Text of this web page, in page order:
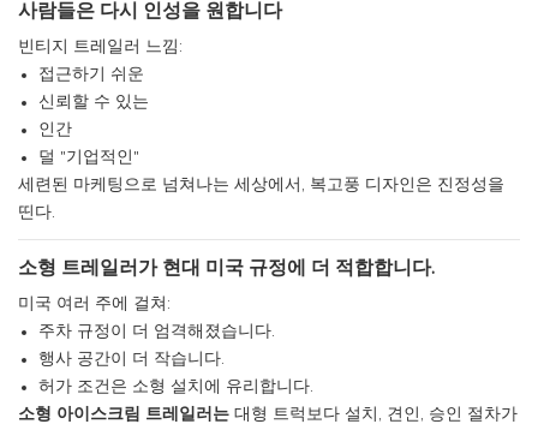
사람들은 다시 인성을 원합니다
빈티지 트레일러 느낌:
접근하기 쉬운
신뢰할 수 있는
인간
덜 "기업적인"
세련된 마케팅으로 넘쳐나는 세상에서, 복고풍 디자인은 진정성을
띤다.
소형 트레일러가 현대 미국 규정에 더 적합합니다.
미국 여러 주에 걸쳐:
주차 규정이 더 엄격해졌습니다.
행사 공간이 더 작습니다.
허가 조건은 소형 설치에 유리합니다.
소형 아이스크림 트레일러는 대형 트럭보다 설치, 견인, ​​승인 절차가